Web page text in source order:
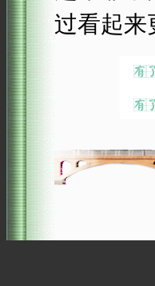
过看起来